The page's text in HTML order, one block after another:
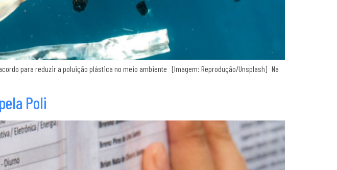
para reduzir a poluição plástica no meio ambiente [Imagem: Reprodução/Unsplash] Na
Poli